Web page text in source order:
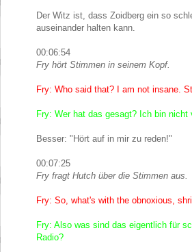
Der Witz ist, dass Zoidberg ein so
auseinander halten kann.
00:06:54
Fry hört Stimmen in seinem Kopf.
Fry: Who said that? I am not insane.
Fry: Wer hat das gesagt? Ich bin
Besser: "Hört auf in mir zu reden!"
00:07:25
Fry fragt Hutch über die Stimmen aus.
Fry: So, what's with the obnoxious,
Fry: Also was sind das eigentlich für
Radio?